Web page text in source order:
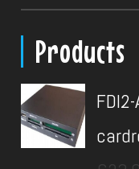
Products